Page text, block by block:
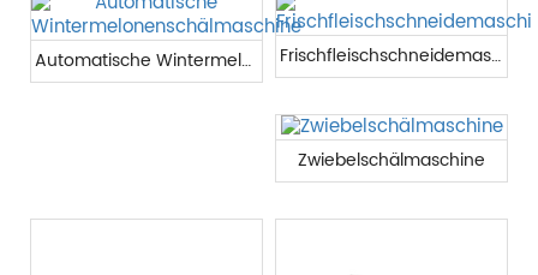
Automatische Wintermelonenschälmaschine Frischfleischschneidemaschine
Zwiebelschälmaschine